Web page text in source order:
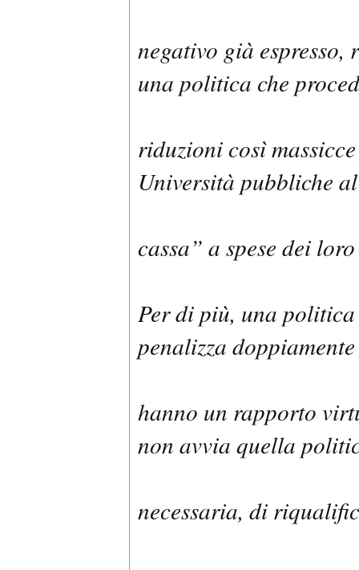
negativo già
una politica che
riduzioni così
Università pubbliche
cassa” a spese dei
Per di più, una
penalizza
hanno un rapporto
non avvia quella
necessaria, di